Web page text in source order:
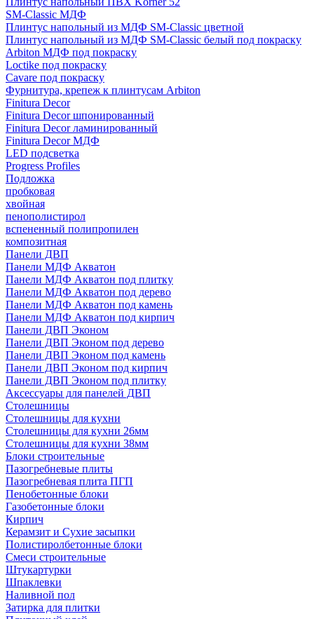
SM-Classic МДФ
Плинтус напольный из МДФ SM-Classic цветной
Плинтус напольный из МДФ SM-Classic белый под покраску
Arbiton МДФ под покраску
Loctike под покраску
Cavare под покраску
Фурнитура, крепеж к плинтусам Arbiton
Finitura Decor
Finitura Decor шпонированный
Finitura Decor ламинированный
Finitura Decor МДФ
LED подсветка
Progress Profiles
Подложка
пробковая
хвойная
пенополистирол
вспененный полипропилен
композитная
Панели ДВП
Панели МДФ Акватон
Панели МДФ Акватон под плитку
Панели МДФ Акватон под дерево
Панели МДФ Акватон под камень
Панели МДФ Акватон под кирпич
Панели ДВП Эконом
Панели ДВП Эконом под дерево
Панели ДВП Эконом под камень
Панели ДВП Эконом под кирпич
Панели ДВП Эконом под плитку
Аксессуары для панелей ДВП
Столешницы
Столешницы для кухни
Столешницы для кухни 26мм
Столешницы для кухни 38мм
Блоки строительные
Пазогребневые плиты
Пазогребневая плита ПГП
Пенобетонные блоки
Газобетонные блоки
Кирпич
Керамзит и Сухие засыпки
Полистиролбетонные блоки
Смеси строительные
Штукартурки
Шпаклевки
Наливной пол
Затирка для плитки